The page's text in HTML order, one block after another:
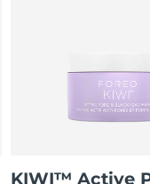
KIWI™ Active